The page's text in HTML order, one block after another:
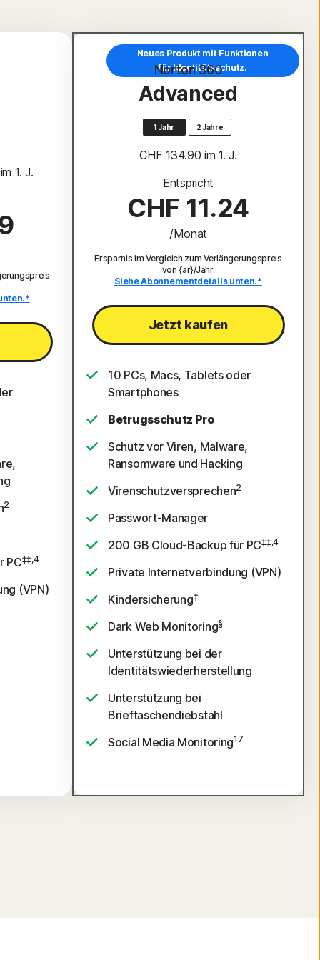
im 1. J.
2
PC‡‡,4
(VPN)
Neues Produkt mit Funktionen
für Identitätsschutz.
Norton 360
Advanced
1 Jahr 2 Jahre
CHF 134.90 im 1. J.
Entspricht
CHF 11.24
/Monat
Ersparnis im Vergleich zum Verlängerungspreis
von {ar}/Jahr.
Siehe Abonnementdetails unten.*
Jetzt kaufen
10 PCs, Macs, Tablets oder
Smartphones
Betrugsschutz Pro
Schutz vor Viren, Malware,
Ransomware und Hacking
Virenschutzversprechen2
Passwort-Manager
200 GB Cloud-Backup für PC‡‡,4
Private Internetverbindung (VPN)
Kindersicherung‡
Dark Web Monitoring§
Unterstützung bei der
Identitätswiederherstellung
Unterstützung bei
Brieftaschendiebstahl
Social Media Monitoring17